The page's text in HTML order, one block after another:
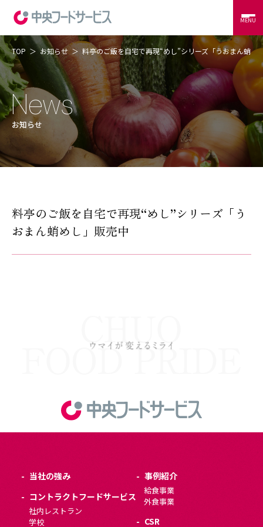
当社の強み
コントラクトフードサービス
外食サービス
事例紹介
会社概要
CSR
MENU
TOP お知らせ 料亭のご飯を自宅で再現“めし”シリーズ「うおまん蛸め
お知らせ
料亭のご飯を自宅で再現“めし”シリーズ「う
おまん蛸めし」販売中
当社の強み
コントラクトフードサービス
社内レストラン
学校
事例紹介
給食事業
外食事業
CSR